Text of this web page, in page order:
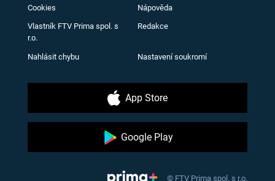
Cookies Nápověda
Vlastník FTV Prima spol. s
r.o.
Redakce
Nahlásit chybu Nastavení soukromí
App Store
Google Play
© FTV Prima spol. s r.o.